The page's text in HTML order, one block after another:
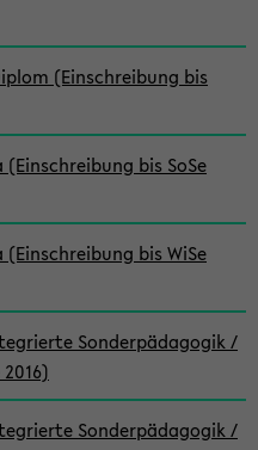
(Einschreibung bis
bis SoSe
bis WiSe
Sonderpädagogik /
Sonderpädagogik /